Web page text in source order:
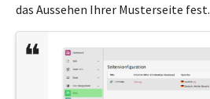
das Aussehen Ihrer Musterseite fest.